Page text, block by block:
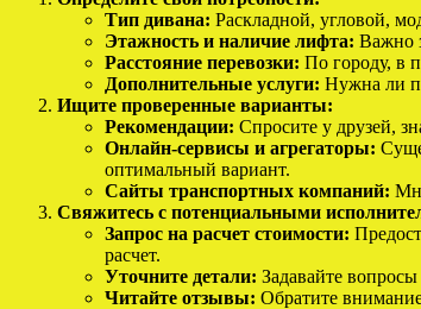
Тип дивана: Раскладной, угловой,
Этажность и наличие лифта: Важно
Расстояние перевозки: По городу, в
Дополнительные услуги: Нужна ли
Ищите проверенные варианты:
Рекомендации: Спросите у друзей,
Онлайн-сервисы и агрегаторы:
оптимальный вариант.
Сайты транспортных компаний:
Свяжитесь с потенциальными
Запрос на расчет стоимости:
расчет.
Уточните детали: Задавайте
Читайте отзывы: Обратите